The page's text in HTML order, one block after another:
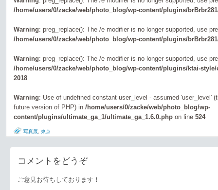
/home/users/0/zacke/web/photo_blog/wp-content/plugins/
Warning: preg_replace(): The /e modifier is no longer supported, use
/home/users/0/zacke/web/photo_blog/wp-content/plugins/
Warning: preg_replace(): The /e modifier is no longer supported, use
/home/users/0/zacke/web/photo_blog/wp-content/plugins/ktai-
2018
Warning: Use of undefined constant user_level - assumed 'user_level'
future version of PHP) in /home/users/0/zacke/web/photo_blog/wp-
content/plugins/ultimate_ga_1/ultimate_ga_1.6.0.php on line 524
写真展 東京
コメントをどうぞ
ご意見お待ちしております！